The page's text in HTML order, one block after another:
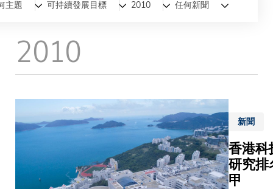
航
連
結
全部新聞香港科大故事
主題 可持續發展目標 2010 任何新聞
2010
新聞
香港科
研究排
甲